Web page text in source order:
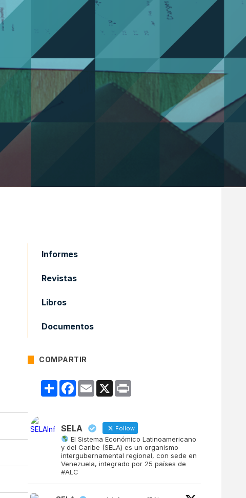
Informes
Revistas
Libros
Documentos
COMPARTIR
CompartirFacebook
Email X
SELA Follow
El Sistema Económico Latinoamericano
y del Caribe (SELA) es un organismo
intergubernamental regional, con sede en
Venezuela, integrado por 25 países de
#ALC